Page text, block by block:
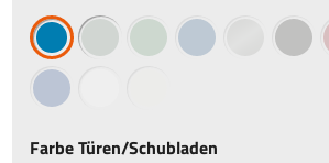
Farbe Türen/Schubladen